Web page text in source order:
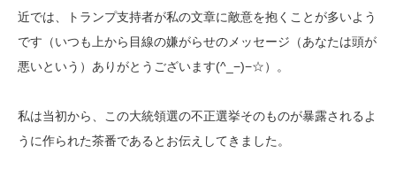
近では、トランプ支持者が私の文章に敵意を抱くことが多いよう
です（いつも上から目線の嫌がらせのメッセージ（あなたは頭が
悪いという）ありがとうございます(^_−)−☆）。
私は当初から、この大統領選の不正選挙そのものが暴露されるよ
うに作られた茶番であるとお伝えしてきました。